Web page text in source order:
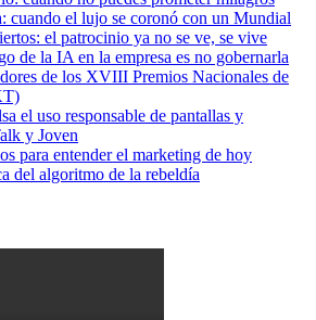
cuando el lujo se coronó con un Mundial
el patrocinio ya no se ve, se vive
de la IA en la empresa es no gobernarla
de los XVIII Premios Nacionales de
el uso responsable de pantallas y
y Joven
para entender el marketing de hoy
del algoritmo de la rebeldía